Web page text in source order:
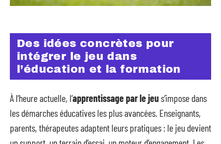
Des idées concrètes pour
intégrer le jeu dans
l’éducation et la formation
À l’heure actuelle, l’apprentissage par le jeus’impose dans
les démarches éducatives les plus avancées. Enseignants,
parents, thérapeutes adaptent leurs pratiques : le jeu devient